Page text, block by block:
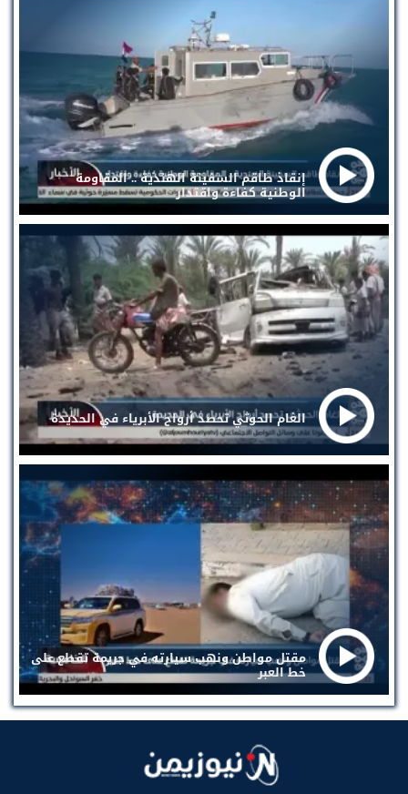
إنقاذ طاقم السفينة الهندية .. المقاومة
الوطنية كفاءة واقتدار
الغام الحوثي تحصد أرواح الأبرياء في الحديدة
مقتل مواطن ونهب سيارته في جريمة تقطع على
خط العبر